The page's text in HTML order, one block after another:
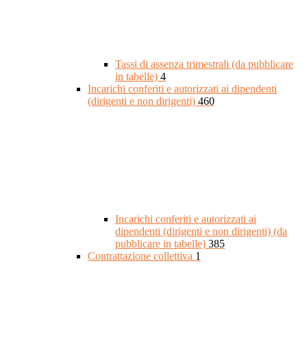
Tassi di assenza trimestrali (da pubblicare
in tabelle) 4
Incarichi conferiti e autorizzati ai dipendenti
(dirigenti e non dirigenti) 460
Incarichi conferiti e autorizzati ai
dipendenti (dirigenti e non dirigenti) (da
pubblicare in tabelle) 385
Contrattazione collettiva 1